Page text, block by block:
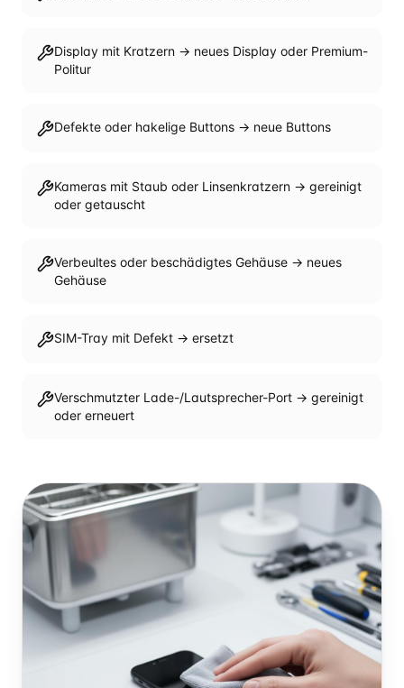
Display mit Kratzern → neues Display oder Premium-
Politur
Defekte oder hakelige Buttons → neue Buttons
Kameras mit Staub oder Linsenkratzern → gereinigt
oder getauscht
Verbeultes oder beschädigtes Gehäuse → neues
Gehäuse
SIM-Tray mit Defekt → ersetzt
Verschmutzter Lade-/Lautsprecher-Port → gereinigt
oder erneuert